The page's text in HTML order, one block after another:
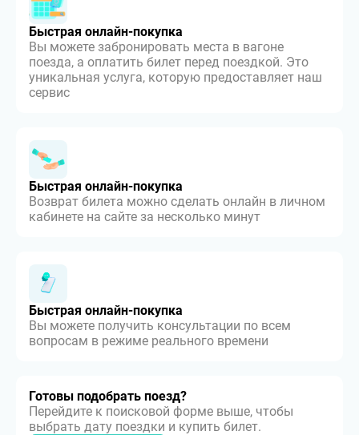
Быстрая онлайн-покупка
Вы можете забронировать места в вагоне
поезда, а оплатить билет перед поездкой. Это
уникальная услуга, которую предоставляет наш
сервис
Быстрая онлайн-покупка
Возврат билета можно сделать онлайн в личном
кабинете на сайте за несколько минут
Быстрая онлайн-покупка
Вы можете получить консультации по всем
вопросам в режиме реального времени
Готовы подобрать поезд?
Перейдите к поисковой форме выше, чтобы
выбрать дату поездки и купить билет.